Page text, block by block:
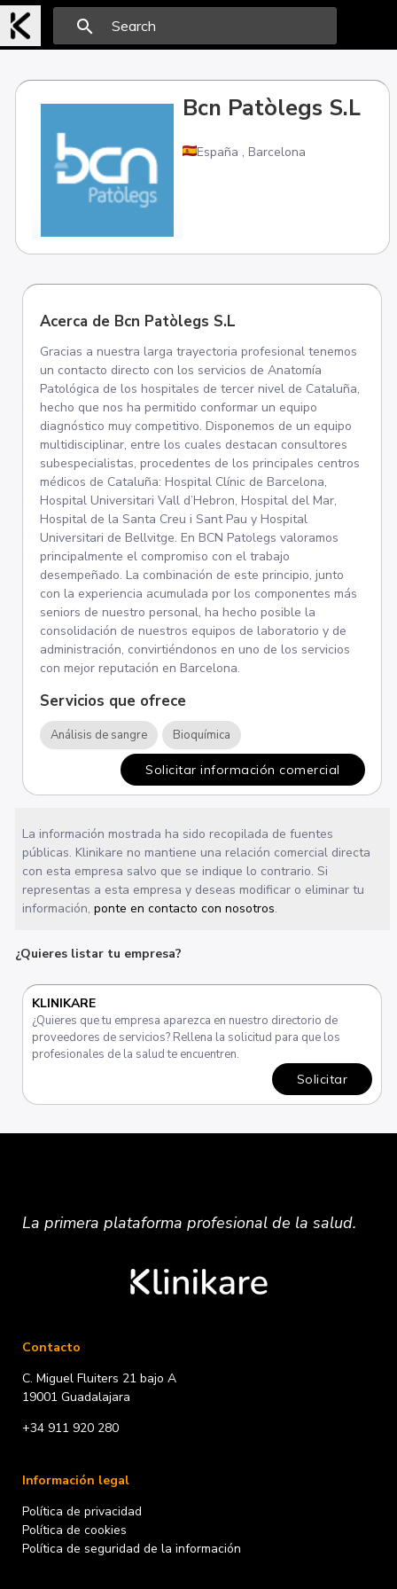
search
Bcn Patòlegs S.L
España , Barcelona
Acerca de Bcn Patòlegs S.L
Gracias a nuestra larga trayectoria profesional tenemos
un contacto directo con los servicios de Anatomía
Patológica de los hospitales de tercer nivel de Cataluña,
hecho que nos ha permitido conformar un equipo
diagnóstico muy competitivo. Disponemos de un equipo
multidisciplinar, entre los cuales destacan consultores
subespecialistas, procedentes de los principales centros
médicos de Cataluña: Hospital Clínic de Barcelona,
Hospital Universitari Vall d’Hebron, Hospital del Mar,
Hospital de la Santa Creu i Sant Pau y Hospital
Universitari de Bellvitge. En BCN Patolegs valoramos
principalmente el compromiso con el trabajo
desempeñado. La combinación de este principio, junto
con la experiencia acumulada por los componentes más
seniors de nuestro personal, ha hecho posible la
consolidación de nuestros equipos de laboratorio y de
administración, convirtiéndonos en uno de los servicios
con mejor reputación en Barcelona.
Servicios que ofrece
Análisis de sangre Bioquímica
Solicitar información comercial
La información mostrada ha sido recopilada de fuentes
públicas. Klinikare no mantiene una relación comercial directa
con esta empresa salvo que se indique lo contrario. Si
representas a esta empresa y deseas modificar o eliminar tu
información,ponte en contacto con nosotros.
¿Quieres listar tu empresa?
KLINIKARE
¿Quieres que tu empresa aparezca en nuestro directorio de
proveedores de servicios? Rellena la solicitud para que los
profesionales de la salud te encuentren.
Solicitar
La primera plataformaprofesionalde la salud.
Contacto
C. Miguel Fluiters 21 bajo A
19001 Guadalajara
+34 911 920 280
Información legal
Política de privacidad
Política de cookies
Política de seguridad de la información